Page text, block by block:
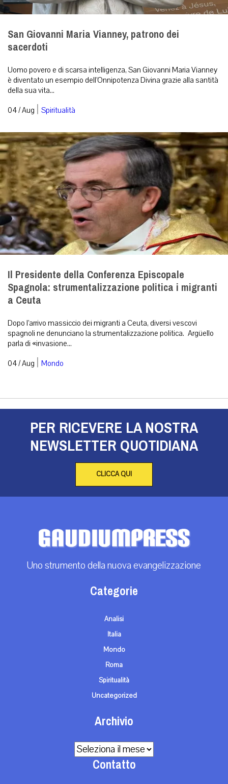
San Giovanni Maria Vianney, patrono dei
sacerdoti
Uomo povero e di scarsa intelligenza, San Giovanni Maria Vianney
è diventato un esempio dell’Onnipotenza Divina grazie alla santità
della sua vita...
04 / Aug | Spiritualità
Il Presidente della Conferenza Episcopale
Spagnola: strumentalizzazione politica i migranti
a Ceuta
Dopo l’arrivo massiccio dei migranti a Ceuta, diversi vescovi
spagnoli ne denunciano la strumentalizzazione politica. Argüello
parla di «invasione...
04 / Aug | Mondo
PER RICEVERE LA NOSTRA
NEWSLETTER QUOTIDIANA
CLICCA QUI
Uno strumento della nuova evangelizzazione
Categorie
Analisi
Italia
Mondo
Roma
Spiritualità
Uncategorized
Archivio
Archivio
Contatto